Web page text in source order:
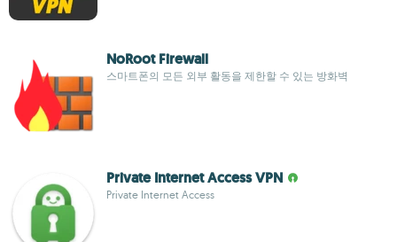
NoRoot Firewall
스마트폰의 모든 외부 활동을 제한할 수 있는 방화벽
Private Internet Access VPN
Private Internet Access